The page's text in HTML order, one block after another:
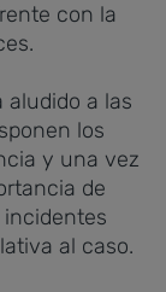
con la
aludido a las
los
y una vez
de
al caso.